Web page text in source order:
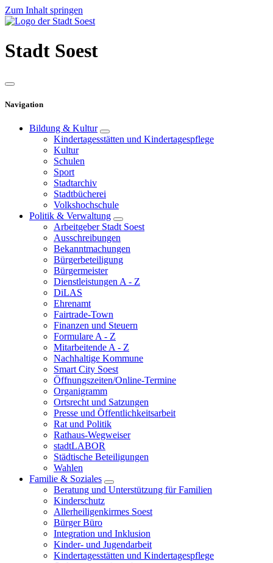
Zum Inhalt springen
Stadt Soest
Navigation
Bildung & Kultur
Kindertagesstätten und Kindertagespflege
Kultur
Schulen
Sport
Stadtarchiv
Stadtbücherei
Volkshochschule
Politik & Verwaltung
Arbeitgeber Stadt Soest
Ausschreibungen
Bekanntmachungen
Bürgerbeteiligung
Bürgermeister
Dienstleistungen A - Z
DiLAS
Ehrenamt
Fairtrade-Town
Finanzen und Steuern
Formulare A - Z
Mitarbeitende A - Z
Nachhaltige Kommune
Smart City Soest
Öffnungszeiten/Online-Termine
Organigramm
Ortsrecht und Satzungen
Presse und Öffentlichkeitsarbeit
Rat und Politik
Rathaus-Wegweiser
stadtLABOR
Städtische Beteiligungen
Wahlen
Familie & Soziales
Beratung und Unterstützung für Familien
Kinderschutz
Allerheiligenkirmes Soest
Bürger Büro
Integration und Inklusion
Kinder- und Jugendarbeit
Kindertagesstätten und Kindertagespflege